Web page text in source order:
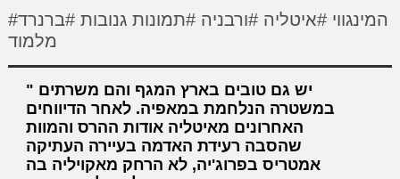
#המינגווי#איטליה#ורבניה#תמונות גנובות#ברנרד
מלמוד
במשטרה הנלחמת במאפיה. לאחר הדיווחים
האחרונים מאיטליה אודות ההרס והמוות
שהסבה רעידת האדמה בעיירה העתיקה
אמטריס בפרוג'יה, לא הרחק מאקויליה בה